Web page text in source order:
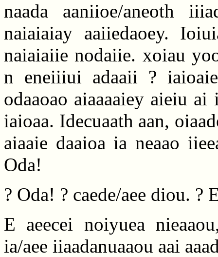
naada aaniioe/aneoth
naiaiaiay aaiiedaoey.
naiaiaiie nodaiie. xoiau
n eneiiiui adaaii ?
odaaoao aiaaaaiey aieiu
iaioaa. Idecuaath aan,
aiaaie daaioa ia neaao
Oda!
? Oda! ? caede/aee diou. ?
E aeecei noiyuea
ia/aee iiaadanuaaou aai